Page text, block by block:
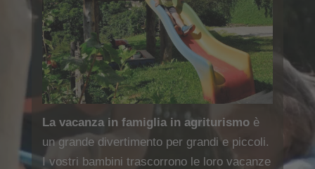
La vacanza in famiglia in agriturismo è
un grande divertimento per grandi e piccoli.
I vostri bambini trascorrono le loro vacanze